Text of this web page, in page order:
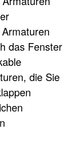
das Fenster
die Sie